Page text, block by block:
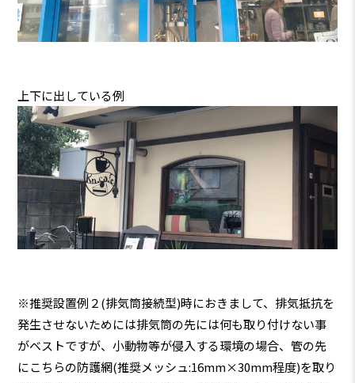
上下に出している例
※推奨設置例２(排気筒接続型)時におきまして、排気抵抗を
発生させないためには排気筒の先には何も取り付けない事
がベストですが、小動物等が侵入する環境の場合、管の先
にこちらの防護網(推奨メッシュ:16mm×30mm程度)を取り